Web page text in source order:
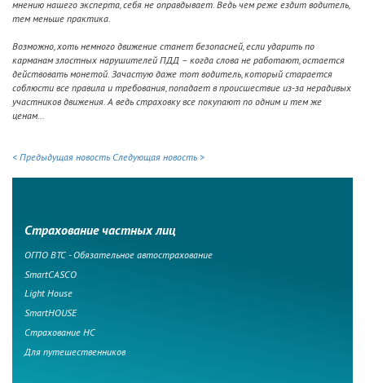
мнению нашего эксперта, себя не оправдывает. Ведь чем реже ездит водитель,
тем меньше практика.
Возможно, хоть немного движение станет безопасней, если ударить по
карманам злостных нарушителей ПДД – когда слова не работают, остается
действовать монетой. Зачастую даже тот водитель, который старается
соблюсти все правила и требования, попадает в происшествие из-за нерадивых
участников движения. А ведь страховку все покупают по одним и тем же
ценам...
< Предыдущая новость Следующая новость >
Страхование частных лиц
ОГПО ВТС - Обязательное автострахование
SmartCASCO
Light House
SmartHOUSE
Страхование НС
Для путешественников